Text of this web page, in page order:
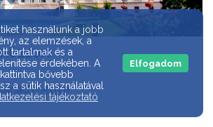
MÚZEUM
megye
használunk a jobb
az elemzések, a
tartalmak és a
érdekében. A
bővebb
a sütik használatával
tájékoztató
Elfogadom